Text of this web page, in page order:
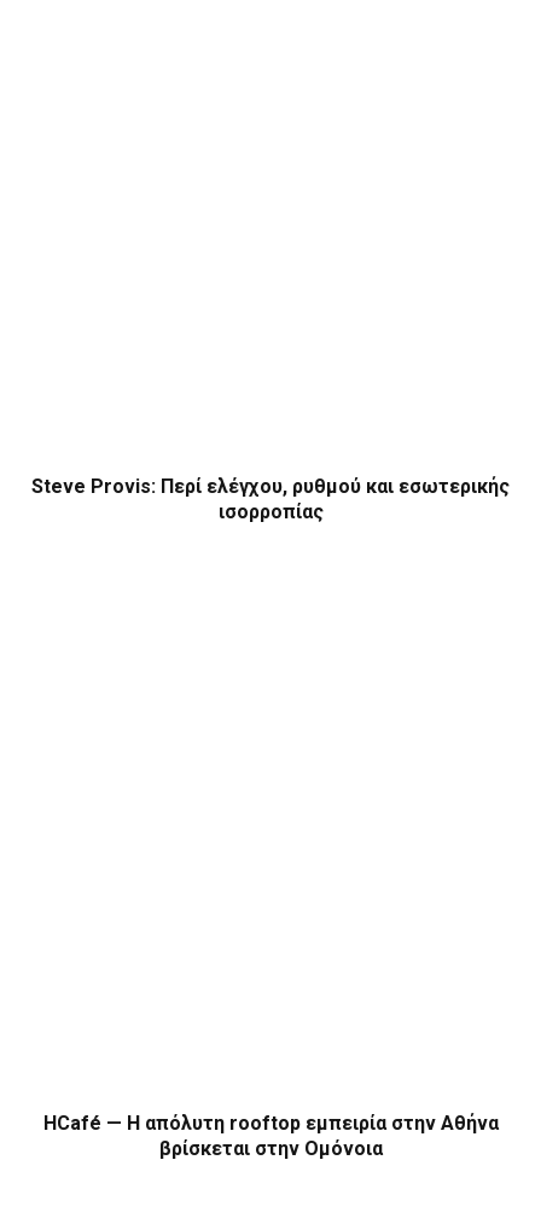
Steve Provis: Περί ελέγχου, ρυθμού και εσωτερικής
ισορροπίας
HCafé — Η απόλυτη rooftop εμπειρία στην Αθήνα
βρίσκεται στην Ομόνοια